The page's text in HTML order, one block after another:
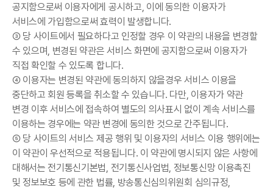
공지함으로써 이용자에게 공시하고, 이에 동의한 이용자가
서비스에 가입함으로써 효력이 발생합니다.
③ 당 사이트에서 필요하다고 인정할 경우 이 약관의 내용을 변경할
수 있으며, 변경된 약관은 서비스 화면에 공지함으로써 이용자가
직접 확인할 수 있도록 합니다.
④ 이용자는 변경된 약관에 동의하지 않을경우 서비스 이용을
중단하고 회원 등록을 취소할 수 있습니다. 다만, 이용자가 약관
변경 이후 서비스에 접속하여 별도의 의사표시 없이 계속 서비스를
이용하는 경우에는 약관 변경에 동의한 것으로 간주됩니다.
⑤ 당 사이트의 서비스 제공 행위 및 이용자의 서비스 이용 행위에는
이 약관이 우선적으로 적용됩니다. 이 약관에 명시되지 않은 사항에
대해서는 전기통신기본법, 전기통신사업법, 정보통신망 이용촉진
및 정보보호 등에 관한 법률, 방송통신심의위원회 심의규정,